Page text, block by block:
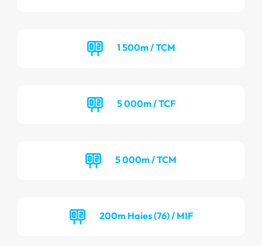
1 500m / TCM
5 000m / TCF
5 000m / TCM
200m Haies (76) / MIF